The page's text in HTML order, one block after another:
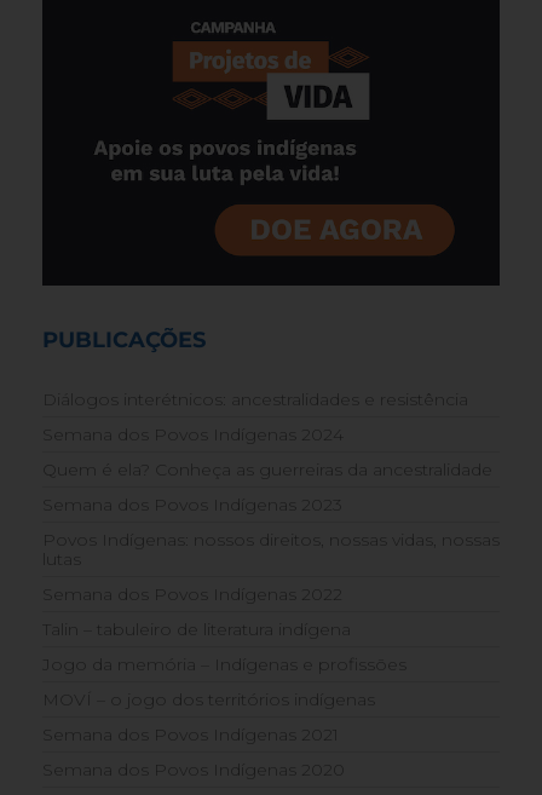
PUBLICAÇÕES
Diálogos interétnicos: ancestralidades e resistência
Semana dos Povos Indígenas 2024
Quem é ela? Conheça as guerreiras da ancestralidade
Semana dos Povos Indígenas 2023
Povos Indígenas: nossos direitos, nossas vidas, nossas
lutas
Semana dos Povos Indígenas 2022
Talin – tabuleiro de literatura indígena
Jogo da memória – Indígenas e profissões
MOVÍ – o jogo dos territórios indígenas
Semana dos Povos Indígenas 2021
Semana dos Povos Indígenas 2020